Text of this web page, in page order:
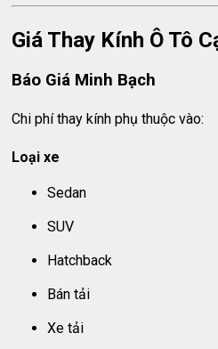
Giá Thay Kính Ô Tô
Báo Giá Minh Bạch
Chi phí thay kính phụ thuộc vào:
Loại xe
Sedan
SUV
Hatchback
Bán tải
Xe tải